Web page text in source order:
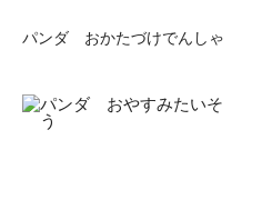
パンダ おかたづけでんしゃ